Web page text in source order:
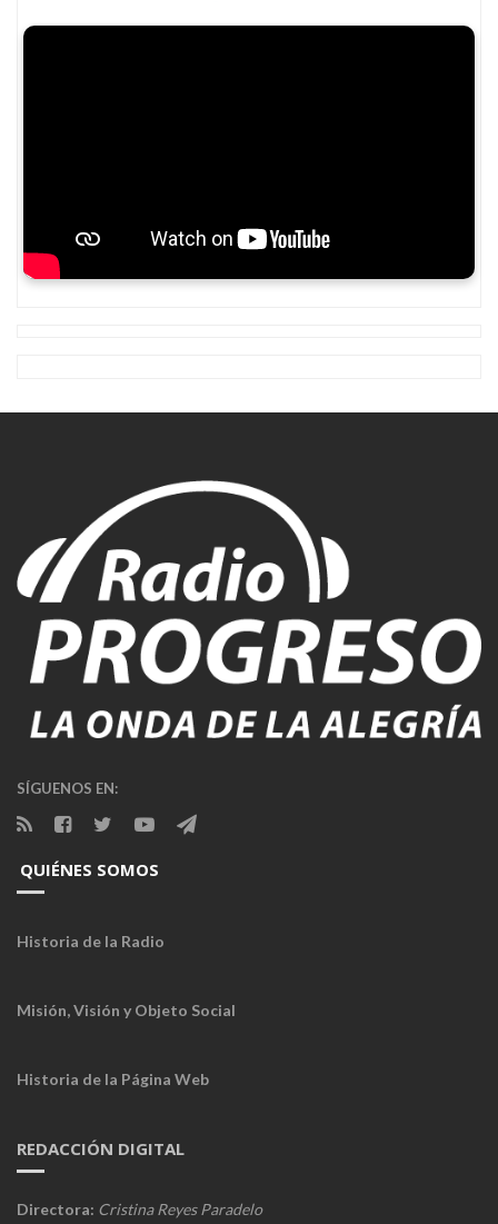
SÍGUENOS EN:
QUIÉNES SOMOS
Historia de la Radio
Misión, Visión y Objeto Social
Historia de la Página Web
REDACCIÓN DIGITAL
Directora: Cristina Reyes Paradelo